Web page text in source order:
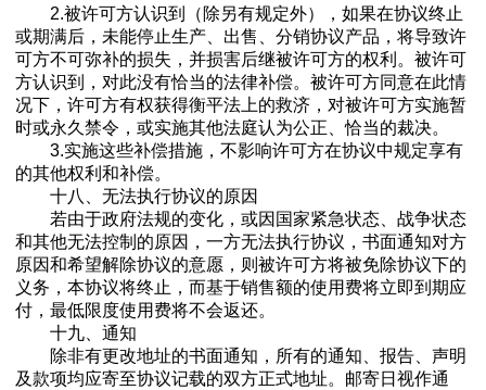
2.被许可方认识到（除另有规定外），如果在协议终止
或期满后，未能停止生产、出售、分销协议产品，将导致许
可方不可弥补的损失，并损害后继被许可方的权利。被许可
方认识到，对此没有恰当的法律补偿。被许可方同意在此情
况下，许可方有权获得衡平法上的救济，对被许可方实施暂
时或永久禁令，或实施其他法庭认为公正、恰当的裁决。
3.实施这些补偿措施，不影响许可方在协议中规定享有
的其他权利和补偿。
十八、无法执行协议的原因
若由于政府法规的变化，或因国家紧急状态、战争状态
和其他无法控制的原因，一方无法执行协议，书面通知对方
原因和希望解除协议的意愿，则被许可方将被免除协议下的
义务，本协议将终止，而基于销售额的使用费将立即到期应
付，最低限度使用费将不会返还。
十九、通知
除非有更改地址的书面通知，所有的通知、报告、声明
及款项均应寄至协议记载的双方正式地址。邮寄日视作通